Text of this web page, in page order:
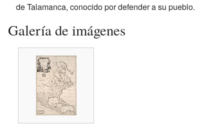
de Talamanca, conocido por defender a su pueblo.
Galería de imágenes